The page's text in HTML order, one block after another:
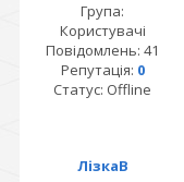
Група:
Користувачі
Повідомлень: 41
Репутація: 0
Статус: Offline
ЛізкаВ